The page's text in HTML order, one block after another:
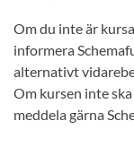
Om du inte är
informera
alternativt
Om kursen inte
meddela gärna